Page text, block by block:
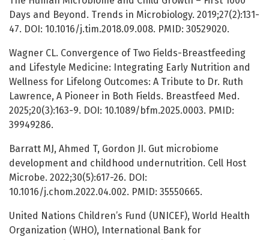
Days and Beyond. Trends in Microbiology. 2019;27(2):131-
47. DOI: 10.1016/j.tim.2018.09.008. PMID: 30529020.
Wagner CL. Convergence of Two Fields-Breastfeeding
and Lifestyle Medicine: Integrating Early Nutrition and
Wellness for Lifelong Outcomes: A Tribute to Dr. Ruth
Lawrence, A Pioneer in Both Fields. Breastfeed Med.
2025;20(3):163-9. DOI: 10.1089/bfm.2025.0003. PMID:
39949286.
Barratt MJ, Ahmed T, Gordon JI. Gut microbiome
development and childhood undernutrition. Cell Host
Microbe. 2022;30(5):617-26. DOI:
10.1016/j.chom.2022.04.002. PMID: 35550665.
United Nations Children’s Fund (UNICEF), World Health
Organization (WHO), International Bank for